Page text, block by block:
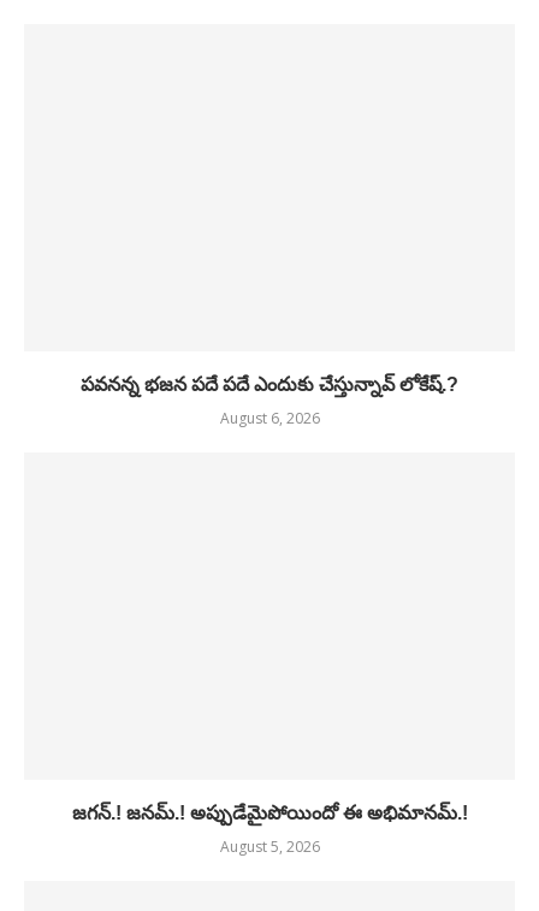
పవనన్న భజన పదే పదే ఎందుకు చేస్తున్నావ్ లోకేష్.?
August 6, 2026
జగన్.! జనమ్.! అప్పుడేమైపోయిందో ఈ అభిమానమ్.!
August 5, 2026